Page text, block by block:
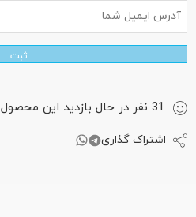
ثبت
31 نفر در حال بازدید این محصول
اشتراک گذاری